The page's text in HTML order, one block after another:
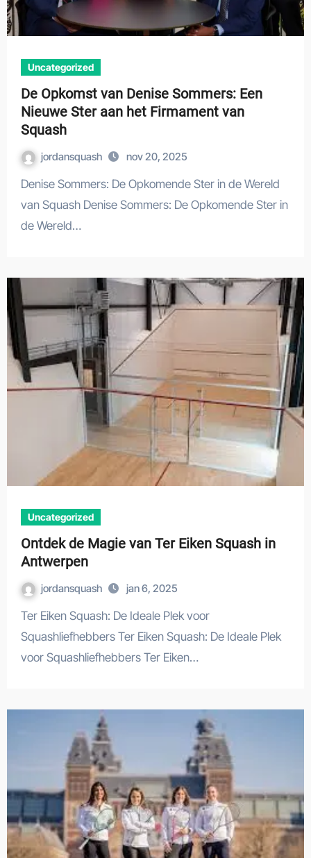
Uncategorized
De Opkomst van Denise Sommers: Een
Nieuwe Ster aan het Firmament van
Squash
jordansquash nov 20, 2025
Denise Sommers: De Opkomende Ster in de Wereld
van Squash Denise Sommers: De Opkomende Ster in
de Wereld…
Uncategorized
Ontdek de Magie van Ter Eiken Squash in
Antwerpen
jordansquash jan 6, 2025
Ter Eiken Squash: De Ideale Plek voor
Squashliefhebbers Ter Eiken Squash: De Ideale Plek
voor Squashliefhebbers Ter Eiken…